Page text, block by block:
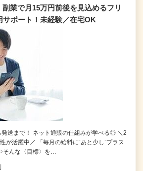
副業で月15万円前後を見込めるフリ
サポート！未経験／在宅OK
発送まで！ ネット通販の仕組みが学べる◎ ＼2
が活躍中／ 「毎月の給料に“あと少し”プラス
んな〈目標〉を…